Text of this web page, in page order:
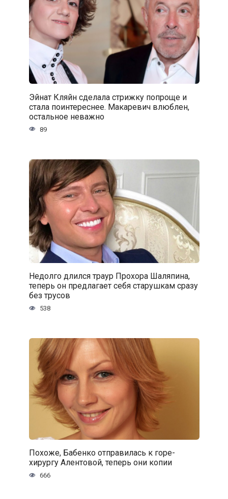
Эйнат Кляйн сделала стрижку попроще и
стала поинтереснее. Макаревич влюблен,
остальное неважно
89
Недолго длился траур Прохора Шаляпина,
теперь он предлагает себя старушкам сразу
без трусов
538
Похоже, Бабенко отправилась к горе-
хирургу Алентовой, теперь они копии
666